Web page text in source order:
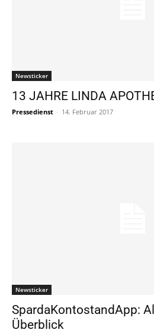
Newsticker
13 JAHRE LINDA
Pressedienst - 14. Februar 2017
Newsticker
SpardaKontostandApp:
Überblick